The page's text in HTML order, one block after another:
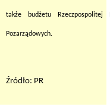
także budżetu
Pozarządowych.
Źródło: PR